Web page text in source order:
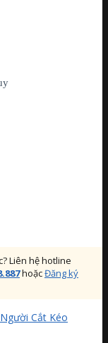
Liên hệ hotline
hoặcĐăng ký
Cắt Kéo